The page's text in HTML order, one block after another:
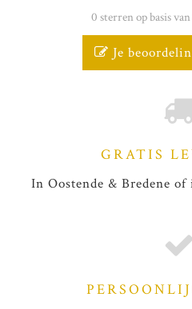
0 sterren op basis
Je
GRATIS
In Oostende & Bredene